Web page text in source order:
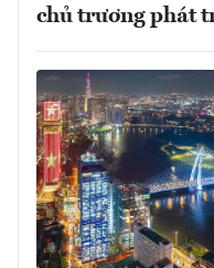
chủ trương phát